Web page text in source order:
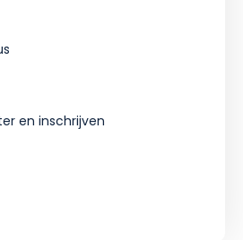
en inschrijven